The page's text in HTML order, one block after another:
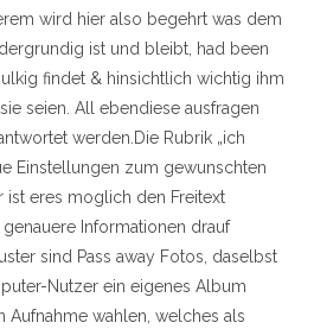
wird hier also begehrt was dem
ist und bleibt, had been
findet & hinsichtlich wichtig ihm
seien. All ebendiese ausfragen
werden.Die Rubrik „ich
Einstellungen zum gewunschten
ist eres moglich den Freitext
Informationen drauf
sind Pass away Fotos, daselbst
Nutzer ein eigenes Album
Aufnahme wahlen, welches als